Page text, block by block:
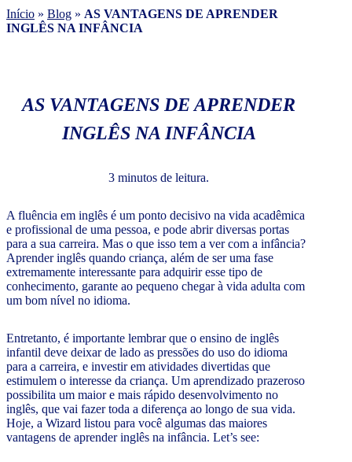
Início » Blog » AS VANTAGENS DE APRENDER
INGLÊS NA INFÂNCIA
AS VANTAGENS DE APRENDER
INGLÊS NA INFÂNCIA
3 minutos de leitura.
A fluência em inglês é um ponto decisivo na vida acadêmica
e profissional de uma pessoa, e pode abrir diversas portas
para a sua carreira. Mas o que isso tem a ver com a infância?
Aprender inglês quando criança, além de ser uma fase
extremamente interessante para adquirir esse tipo de
conhecimento, garante ao pequeno chegar à vida adulta com
um bom nível no idioma.
Entretanto, é importante lembrar que o ensino de inglês
infantil deve deixar de lado as pressões do uso do idioma
para a carreira, e investir em atividades divertidas que
estimulem o interesse da criança. Um aprendizado prazeroso
possibilita um maior e mais rápido desenvolvimento no
inglês, que vai fazer toda a diferença ao longo de sua vida.
Hoje, a Wizard listou para você algumas das maiores
vantagens de aprender inglês na infância. Let’s see: